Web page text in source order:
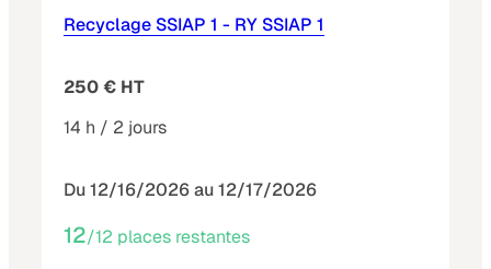
Recyclage SSIAP 1 - RY SSIAP 1
250 € HT
14 h / 2 jours
Du 12/16/2026 au 12/17/2026
12/12 places restantes